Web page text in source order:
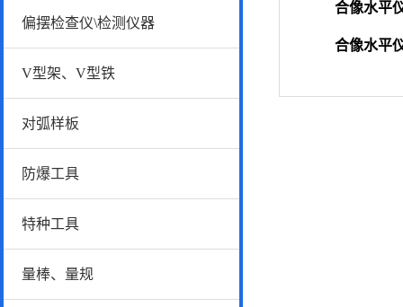
偏摆检查仪\检测仪器
V型架、V型铁
对弧样板
防爆工具
特种工具
量棒、量规
合像水平
合像水平